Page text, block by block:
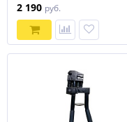
HZ 25.1.092S
2 190 руб.